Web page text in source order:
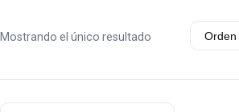
Mostrando el único resultado